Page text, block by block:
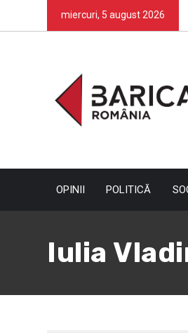
miercuri, 5 august 2026
OPINII POLITICĂ
Iulia